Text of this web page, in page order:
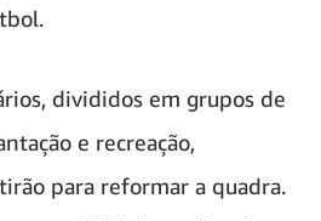
divididos em grupos de
e recreação,
para reformar a quadra.